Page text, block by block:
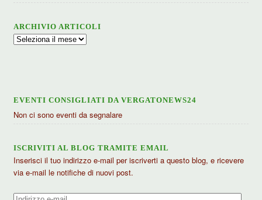
ARCHIVIO ARTICOLI
Archivio
EVENTI CONSIGLIATI DA VERGATONEWS24
Non ci sono eventi da segnalare
ISCRIVITI AL BLOG TRAMITE EMAIL
Inserisci il tuo indirizzo e-mail per iscriverti a questo blog, e ricevere
via e-mail le notifiche di nuovi post.